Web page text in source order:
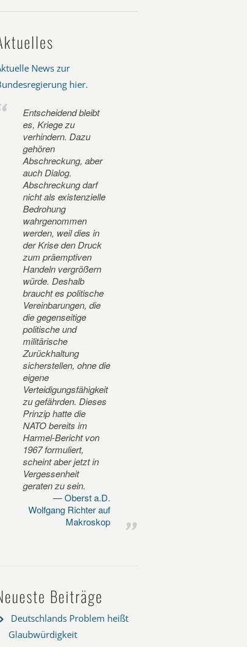
News zur
hier.
Entscheidend bleibt
es, Kriege zu
verhindern. Dazu
gehören
Abschreckung, aber
auch Dialog.
Abschreckung darf
nicht als existenzielle
Bedrohung
wahrgenommen
werden, weil dies in
der Krise den Druck
zum präemptiven
Handeln vergrößern
würde. Deshalb
braucht es politische
Vereinbarungen, die
die gegenseitige
politische und
militärische
Zurückhaltung
sicherstellen, ohne die
eigene
Verteidigungsfähigkeit
zu gefährden. Dieses
Prinzip hatte die
NATO bereits im
Harmel-Bericht von
1967 formuliert,
scheint aber jetzt in
Vergessenheit
geraten zu sein.
Oberst a.D.
Wolfgang Richter auf
Makroskop
Beiträge
Deutschlands Problem heißt
Glaubwürdigkeit